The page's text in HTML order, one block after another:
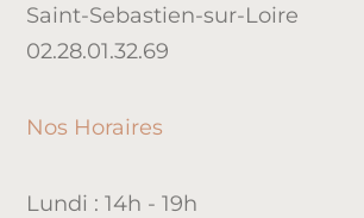
Saint-Sebastien-sur-Loire
02.28.01.32.69
Nos Horaires
Lundi : 14h - 19h